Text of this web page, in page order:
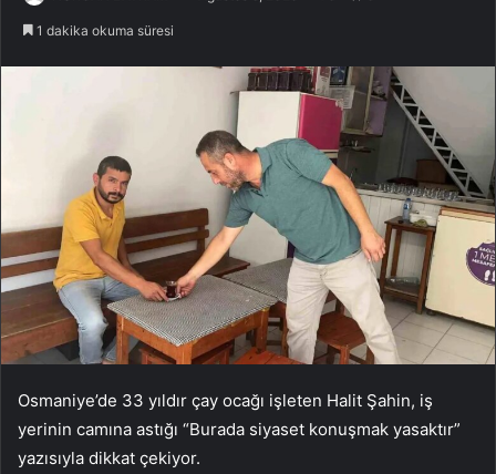
1 dakika okuma süresi
Osmaniye’de 33 yıldır çay ocağı işleten Halit Şahin, iş
yerinin camına astığı “Burada siyaset konuşmak yasaktır”
yazısıyla dikkat çekiyor.